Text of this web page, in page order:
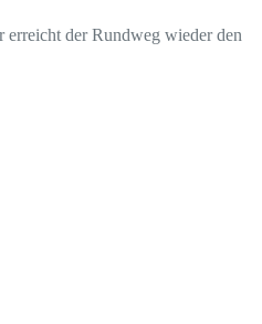
der Rundweg wieder den